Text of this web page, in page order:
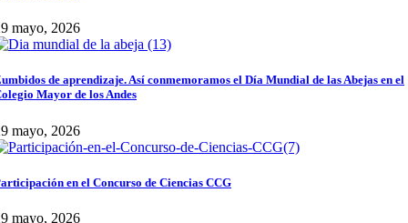
mayo, 2026
de aprendizaje. Así conmemoramos el Día Mundial de las Abejas en el
Mayor de los Andes
mayo, 2026
en el Concurso de Ciencias CCG
mayo, 2026